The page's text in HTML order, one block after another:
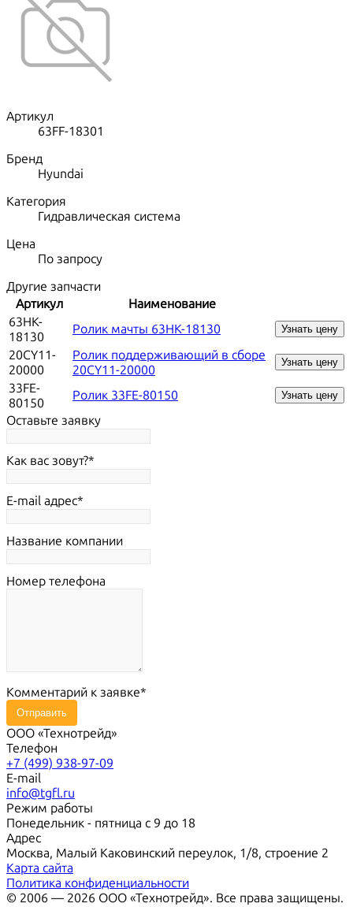
Артикул
63FF-18301
Бренд
Hyundai
Категория
Гидравлическая система
Цена
По запросу
Другие запчасти
Артикул
Наименование
63HK-
18130
Ролик мачты 63HK-18130 Узнать цену
20CY11-
20000
Ролик поддерживающий в сборе
20CY11-20000
Узнать цену
33FE-
80150
Ролик 33FE-80150 Узнать цену
Оставьте заявку
Как вас зовут?
E-mail адрес
Название компании
Номер телефона
Комментарий к заявке
Отправить
ООО «Технотрейд»
Телефон
+7 (499) 938-97-09
E-mail
info@tgfl.ru
Режим работы
Понедельник - пятница с 9 до 18
Адрес
Москва, Малый Каковинский переулок, 1/8, строение 2
Карта сайта
Политика конфиденциальности
© 2006 — 2026 ООО «Технотрейд». Все права защищены.